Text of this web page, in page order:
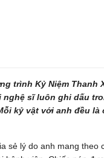
trình Kỷ Niệm
sĩ luôn ghi dấu
kỷ vật với anh đều
sẻ lý do anh mang theo